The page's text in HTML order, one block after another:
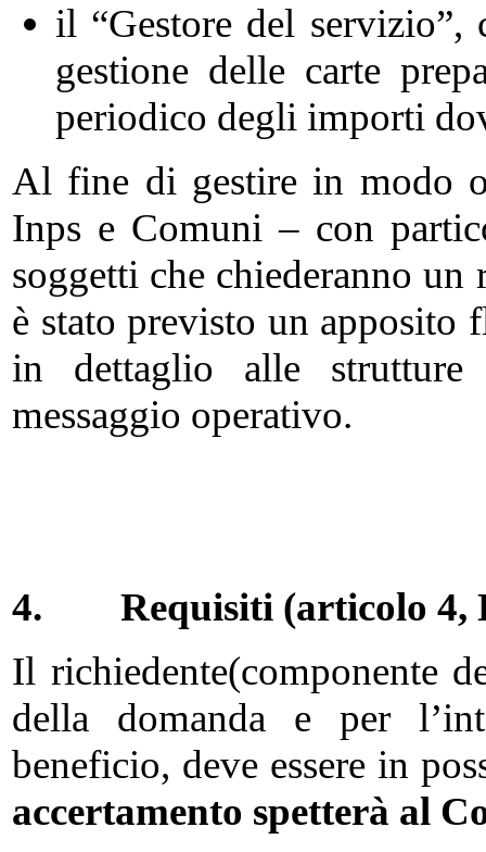
il “Gestore del servizio”,
gestione delle carte
periodico degli importi
Al fine di gestire in modo
Inps e Comuni – con
soggetti che chiederanno un
è stato previsto un apposito
in dettaglio alle strutture
messaggio operativo.
4. Requisiti (articolo 4,
Il richiedente(componente
della domanda e per
beneficio, deve essere in
accertamento spetterà al